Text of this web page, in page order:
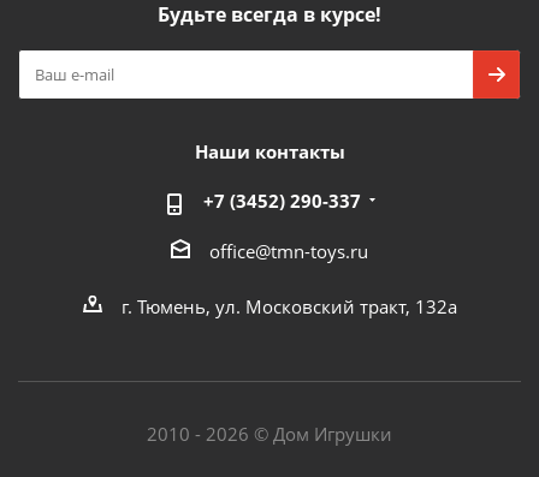
Будьте всегда в курсе!
Наши контакты
+7 (3452) 290-337
office@tmn-toys.ru
г. Тюмень, ул. Московский тракт, 132а
2010 - 2026 © Дом Игрушки